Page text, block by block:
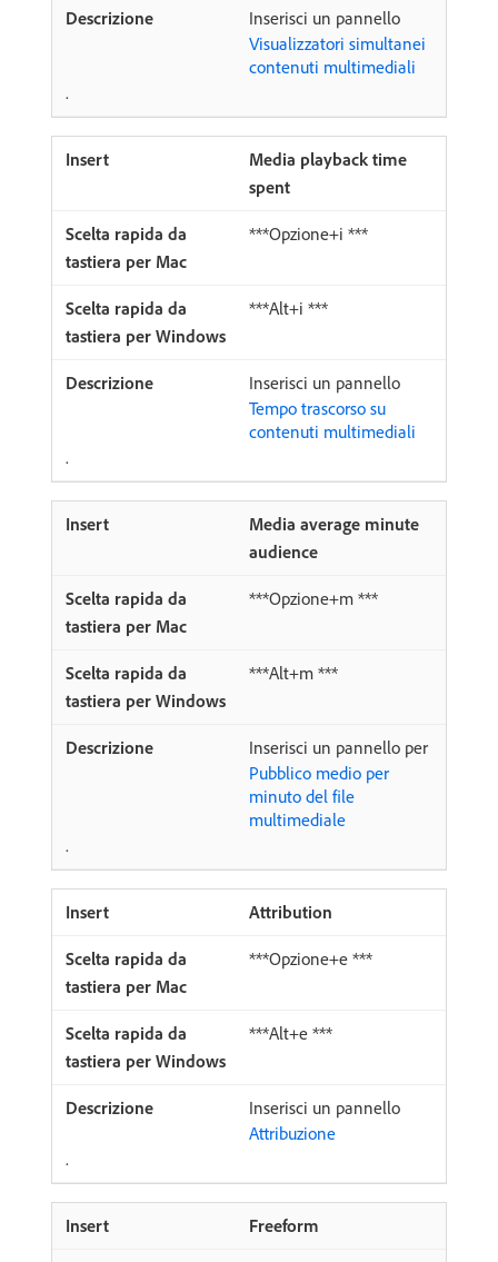
Inserisci un pannello
Visualizzatori simultanei
contenuti multimediali
.
Media playback time
spent
***Opzione+i ***
***Alt+i ***
Inserisci un pannello
Tempo trascorso su
contenuti multimediali
.
Media average minute
audience
***Opzione+m ***
***Alt+m ***
Inserisci un pannello per
Pubblico medio per
minuto del file
multimediale
.
Attribution
***Opzione+e ***
***Alt+e ***
Inserisci un pannello
Attribuzione
.
Freeform